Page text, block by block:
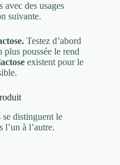
des usages
suivante.
Testez d’abord
poussée le rend
existent pour le
se distinguent le
l’un à l’autre.